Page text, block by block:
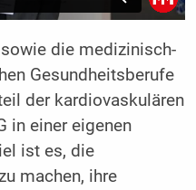
die medizinisch-
Gesundheitsberufe
der kardiovaskulären
in einer eigenen
ist es, die
machen, ihre